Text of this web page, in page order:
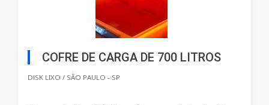
COFRE DE CARGA DE 700 LITROS
DISK LIXO / SÃO PAULO - SP